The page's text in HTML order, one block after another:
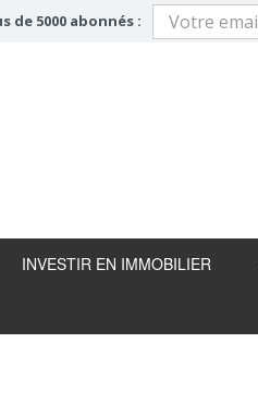
de 5000 abonnés :
INVESTIR EN IMMOBILIER